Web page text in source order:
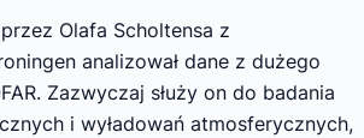
Olafa Scholtensa z
analizował dane z dużego
Zazwyczaj służy on do badania
i wyładowań atmosferycznych,